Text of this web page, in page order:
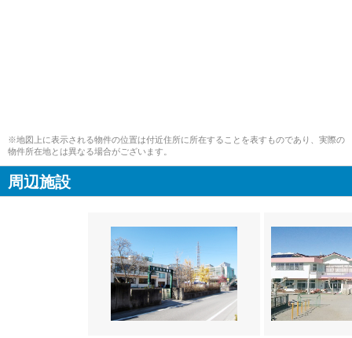
※地図上に表示される物件の位置は付近住所に所在することを表すものであり、実際の
物件所在地とは異なる場合がございます。
周辺施設